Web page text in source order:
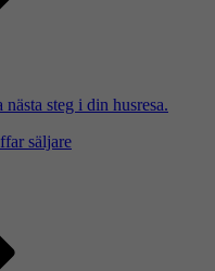
steg i din husresa.